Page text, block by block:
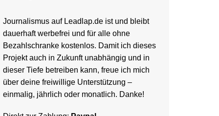
Journalismus auf Leadlap.de ist und bleibt
dauerhaft werbefrei und für alle ohne
Bezahlschranke kostenlos. Damit ich dieses
Projekt auch in Zukunft unabhängig und in
dieser Tiefe betreiben kann, freue ich mich
über deine freiwillige Unterstützung –
einmalig, jährlich oder monatlich. Danke!